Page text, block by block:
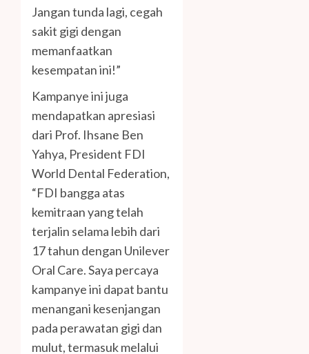
Jangan tunda lagi, cegah
sakit gigi dengan
memanfaatkan
kesempatan ini!”
Kampanye ini juga
mendapatkan apresiasi
dari Prof. Ihsane Ben
Yahya, President FDI
World Dental Federation,
“FDI bangga atas
kemitraan yang telah
terjalin selama lebih dari
17 tahun dengan Unilever
Oral Care. Saya percaya
kampanye ini dapat bantu
menangani kesenjangan
pada perawatan gigi dan
mulut, termasuk melalui